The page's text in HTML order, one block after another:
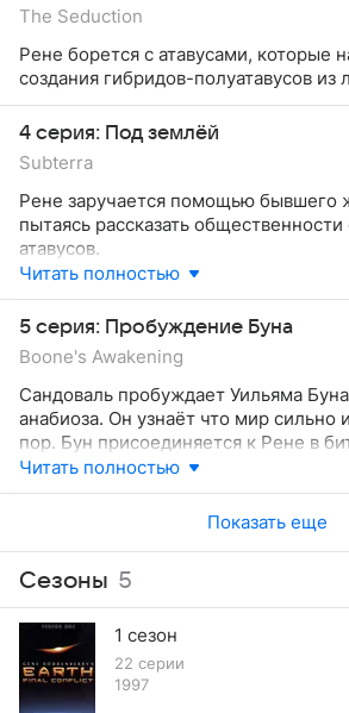
The Seduction
Рене борется с атавусами, которые
создания гибридов-полуатавусов из
4 серия: Под землёй
Subterra
Рене заручается помощью бывшего
пытаясь рассказать
атавусов.
Читать полностью
5 серия: Пробуждение Буна
Boone's Awakening
Сандоваль пробуждает Уильяма
анабиоза. Он узнаёт что мир сильно
пор. Бун присоединяется к Рене в
атавусов.
Читать полностью
Показать еще
Сезоны 5
1 сезон
22 серии
1997